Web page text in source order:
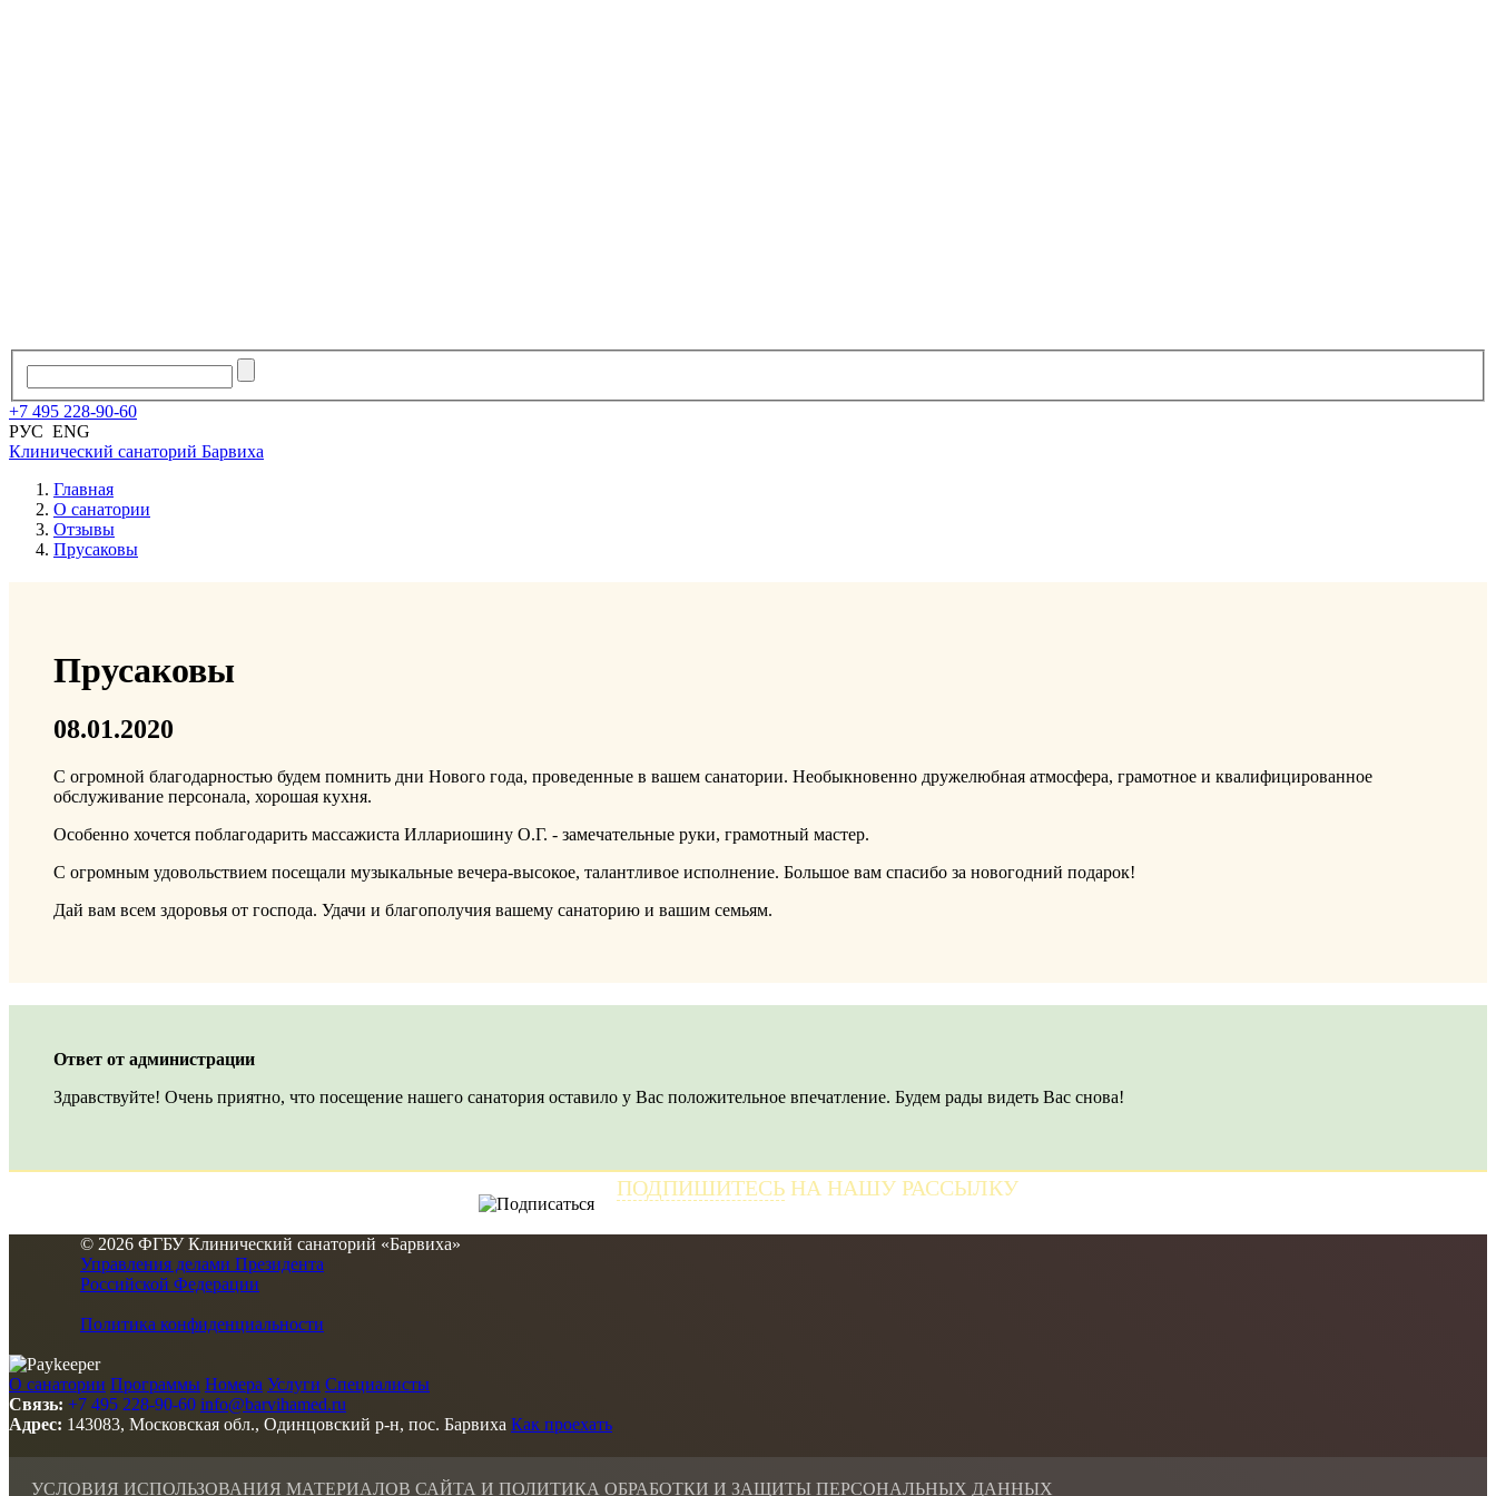
+7 495 228-90-60
РУС ENG
Клинический санаторий Барвиха
Главная
О санатории
Отзывы
Прусаковы
Прусаковы
08.01.2020
С огромной благодарностью будем помнить дни Нового года, проведенные в вашем санатории. Необыкновенно дружелюбная атмосфера, грамотное и квалифицированное
обслуживание персонала, хорошая кухня.
Особенно хочется поблагодарить массажиста Иллариошину О.Г. - замечательные руки, грамотный мастер.
С огромным удовольствием посещали музыкальные вечера-высокое, талантливое исполнение. Большое вам спасибо за новогодний подарок!
Дай вам всем здоровья от господа. Удачи и благополучия вашему санаторию и вашим семьям.
Ответ от администрации
Здравствуйте! Очень приятно, что посещение нашего санатория оставило у Вас положительное впечатление. Будем рады видеть Вас снова!
ПОДПИШИТЕСЬНА НАШУ РАССЫЛКУ
© 2026 ФГБУ Клинический санаторий «Барвиха»
Управления делами Президента
Российской Федерации
Политика конфиденциальности
О санатории Программы Номера Услуги Специалисты
Связь: +7 495 228-90-60 info@barvihamed.ru
Адрес: 143083, Московская обл., Одинцовский р-н, пос. Барвиха Как проехать
УСЛОВИЯ ИСПОЛЬЗОВАНИЯ МАТЕРИАЛОВ САЙТА И ПОЛИТИКА ОБРАБОТКИ И ЗАЩИТЫ ПЕРСОНАЛЬНЫХ ДАННЫХ